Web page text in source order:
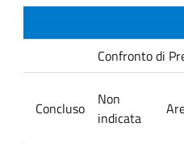
Confronto di
Concluso
Non
indicata